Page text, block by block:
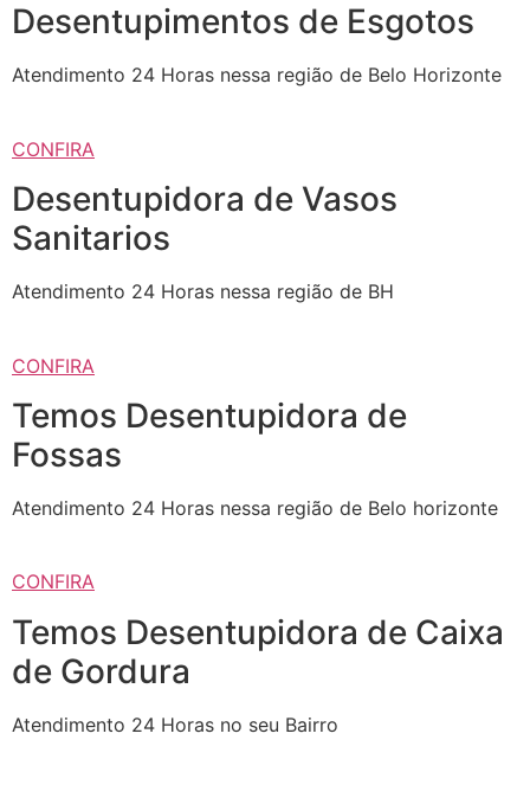
Desentupimentos de Esgotos
Atendimento 24 Horas nessa região de Belo Horizonte
CONFIRA
Desentupidora de Vasos
Sanitarios
Atendimento 24 Horas nessa região de BH
CONFIRA
Temos Desentupidora de
Fossas
Atendimento 24 Horas nessa região de Belo horizonte
CONFIRA
Temos Desentupidora de Caixa
de Gordura
Atendimento 24 Horas no seu Bairro